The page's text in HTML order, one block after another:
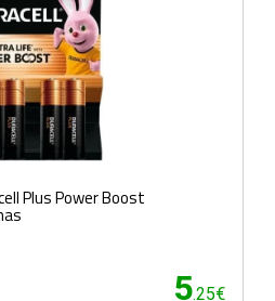
Plus Power Boost
5.25€